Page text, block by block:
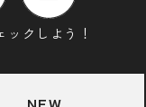
クしよう！